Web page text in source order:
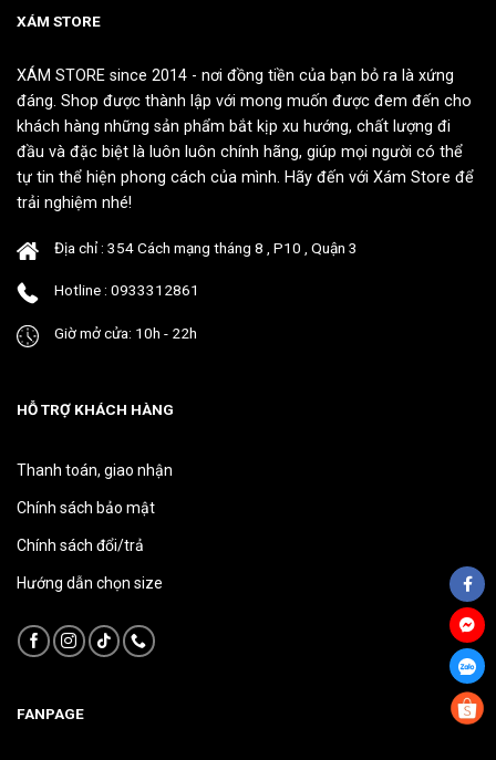
thể.
tùy
có
thể
được
chọn
trên
sản
tùy
chọn
có
thể
được
chọn
sản
XÁM STORE
XÁM STORE since 2014 - nơi đồng tiền của bạn bỏ ra là xứng
đáng. Shop được thành lập với mong muốn được đem đến cho
khách hàng những sản phẩm bắt kịp xu hướng, chất lượng đi
đầu và đặc biệt là luôn luôn chính hãng, giúp mọi người có thể
tự tin thể hiện phong cách của mình. Hãy đến với Xám Store để
trải nghiệm nhé!
Địa chỉ : 354 Cách mạng tháng 8 , P10 , Quận 3
Hotline : 0933312861
Giờ mở cửa: 10h - 22h
HỖ TRỢ KHÁCH HÀNG
Thanh toán, giao nhận
Chính sách bảo mật
Chính sách đổi/trả
Hướng dẫn chọn size
FANPAGE